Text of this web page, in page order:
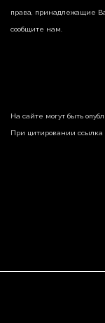
права, принадлежащие
сообщите нам.
На сайте могут быть
При цитировании ссылка